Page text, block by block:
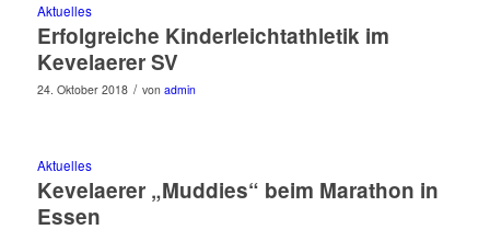
Aktuelles
Erfolgreiche Kinderleichtathletik im
Kevelaerer SV
24. Oktober 2018 / von admin
Aktuelles
Kevelaerer „Muddies“ beim Marathon in
Essen